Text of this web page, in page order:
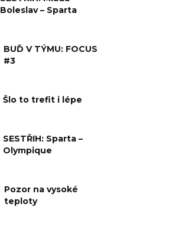
Boleslav – Sparta
BUĎ V TÝMU: FOCUS
#3
Šlo to trefit i lépe
SESTŘIH: Sparta –
Olympique
Pozor na vysoké
teploty